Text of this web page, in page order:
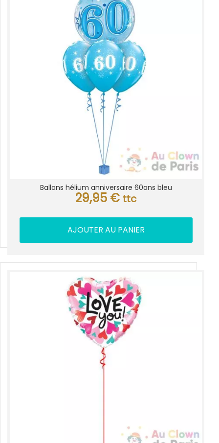
Ballons hélium anniversaire 60ans bleu
29,95 € ttc
AJOUTER AU PANIER